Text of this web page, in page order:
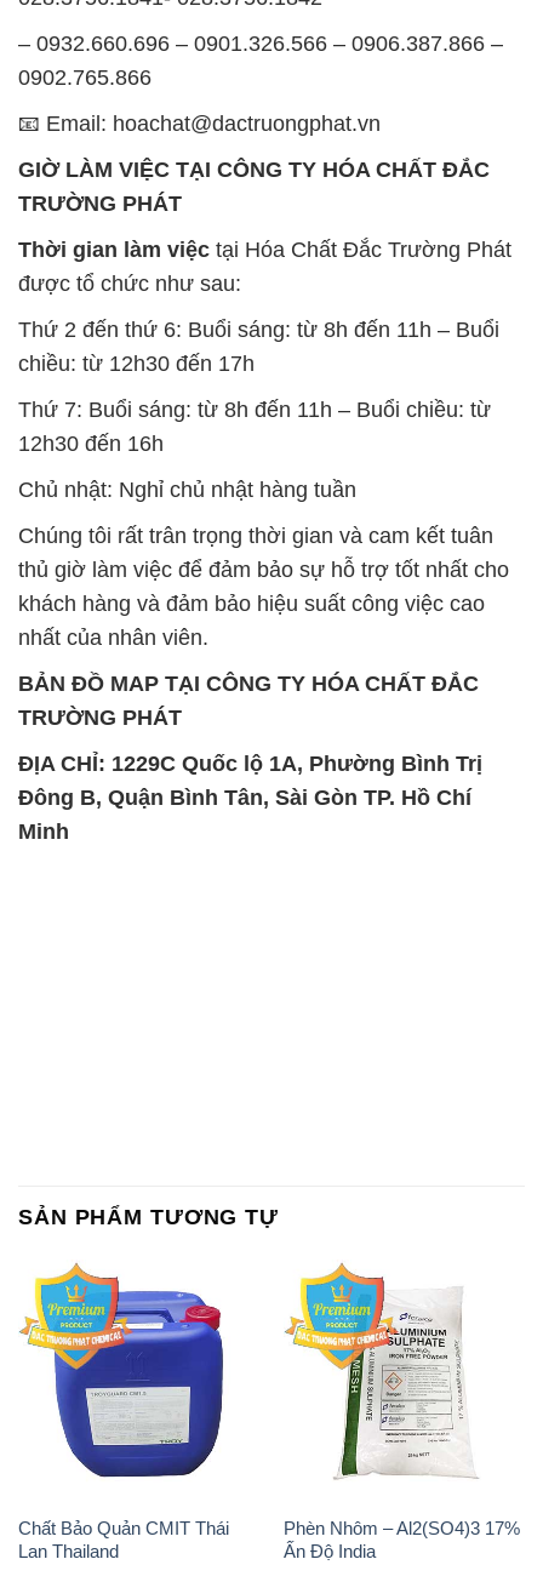
Thứ 2 đến thứ 6: Buổi sáng: từ 8h đến 11h – Buổi
chiều: từ 12h30 đến 17h
Thứ 7: Buổi sáng: từ 8h đến 11h – Buổi chiều: từ
Chủ nhật: Nghỉ chủ nhật hàng tuần
Chúng tôi rất trân trọng thời gian và cam kết tuân
thủ giờ làm việc để đảm bảo sự hỗ trợ tốt nhất cho
nhất của nhân viên.
TRƯỜNG PHÁT
Đông B, Quận Bình Tân, Sài Gòn TP. Hồ Chí
Minh
Chất Bảo Quản CMIT Thái